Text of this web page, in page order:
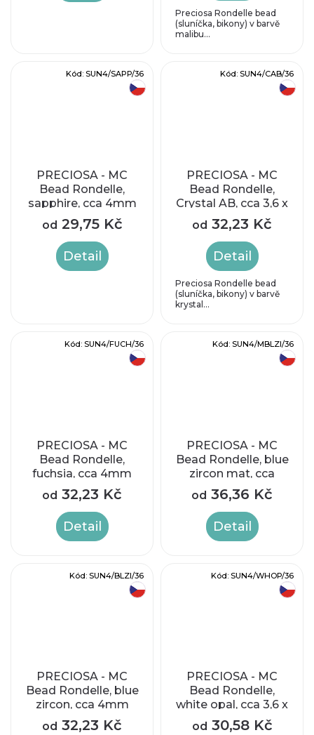
Preciosa Rondelle bead
(sluníčka, bikony) v barvě
malibu...
PRECIOSA - MC
Bead Rondelle,
sapphire, cca 4mm
od 29,75 Kč
Detail
Kód: SUN4/SAPP/36
PRECIOSA - MC
Bead Rondelle,
Crystal AB, cca 3,6 x
4,1 mm
od 32,23 Kč
Detail
Preciosa Rondelle bead
(sluníčka, bikony) v barvě
krystal...
Kód: SUN4/CAB/36
PRECIOSA - MC
Bead Rondelle,
fuchsia, cca 4mm
od 32,23 Kč
Detail
Kód: SUN4/FUCH/36
PRECIOSA - MC
Bead Rondelle, blue
zircon mat, cca
4mm
od 36,36 Kč
Detail
Kód: SUN4/MBLZI/36
PRECIOSA - MC
Bead Rondelle, blue
zircon, cca 4mm
od 32,23 Kč
Kód: SUN4/BLZI/36
PRECIOSA - MC
Bead Rondelle,
white opal, cca 3,6 x
4 mm
od 30,58 Kč
Kód: SUN4/WHOP/36